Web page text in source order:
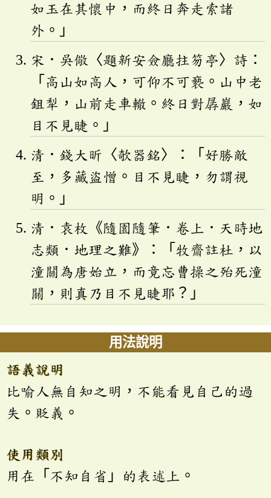
如玉在其懷中，而終日奔走索諸
外。」
宋．吳儆〈題新安僉廳拄笏亭〉詩：
「高山如高人，可仰不可褻。山中老
鉏犁，山前走車轍。終日對孱巖，如
目不見睫。」
清．錢大昕〈欹器銘〉：「好勝敵
至，多藏盜憎。目不見睫，勿謂視
明。」
清．袁枚《隨園隨筆．卷上．天時地
志類．地理之難》：「牧齋註杜，以
潼關為唐始立，而竟忘曹操之殆死潼
關，則真乃目不見睫耶？」
用法說明
語義說明
比喻人無自知之明，不能看見自己的過
失。貶義。
使用類別
用在「不知自省」的表述上。